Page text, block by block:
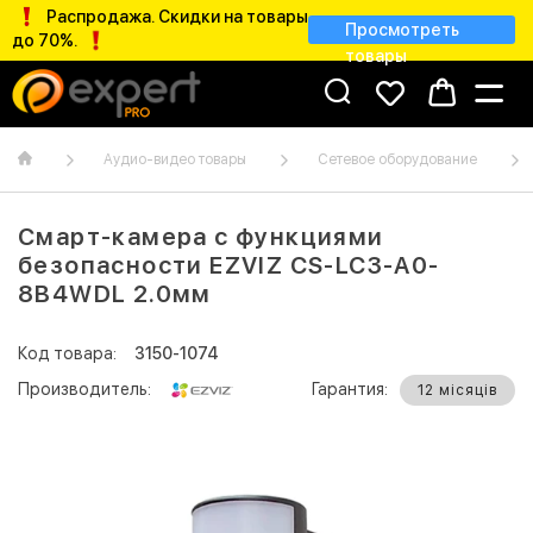
Распродажа. Скидки на товары
до 70%.
Просмотреть
товары
Аудио-видео товары Сетевое оборудование
Смарт-камера с функциями
безопасности EZVIZ CS-LC3-A0-
8B4WDL 2.0мм
Код товара:
3150-1074
Производитель:
Гарантия: 12 місяців